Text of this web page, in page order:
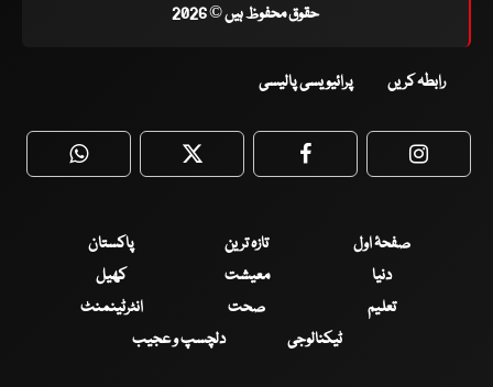
حقوق محفوظ ہیں © 2026
رابطہ کریں پرائیویسی پالیسی
WhatsApp Twitter Facebook
صفحۂ اول تازہ ترین
پاکستان
دنیا
معیشت
کھیل
تعلیم
صحت
انٹرٹینمنٹ
ٹیکنالوجی
دلچسپ و عجیب